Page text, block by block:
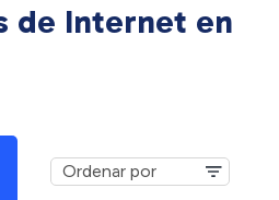
de Internet en